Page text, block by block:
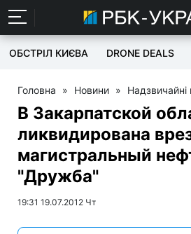
ОБСТРІЛ КИЄВА DRONE DEALS
Головна » Новини » Надзвичайні
В Закарпатской
ликвидирована
магистральный
"Дружба"
19:31 19.07.2012 Чт